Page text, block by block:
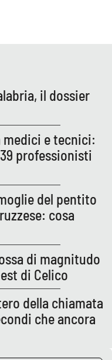
il dossier
medici e tecnici:
professionisti
del pentito
cosa
di magnitudo
di Celico
della chiamata
che ancora